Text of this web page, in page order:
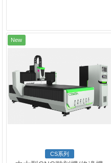
New
CS系列